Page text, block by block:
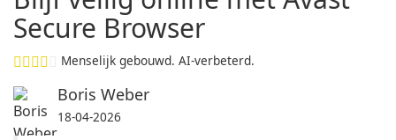
Secure Browser
Menselijk gebouwd. AI-verbeterd.
Boris Weber
18-04-2026